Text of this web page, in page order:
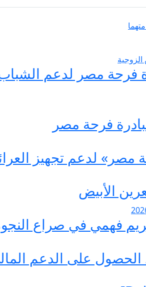
تطلق مبادرة فرحة مصر لدعم
الأبيض
فهمي في صراع النجومية
الحصول على الدعم